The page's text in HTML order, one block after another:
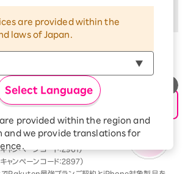
are provided within the
laws of Japan.
Select Language
provided within the region and
and we provide translations for
version of our websites and
which include Rakuten
ンは、併用不可となります
件を満たす前、または満たした後に、
ンの条件を満たした場合には、以下の
が優先的に適用となります
品 1円キャンペーン（キャンペーンコード：2808）
ン契約＆Android買い替え超トクプログラム利用」
ャンペーンコード：2961）
ャンペーンコード：2897）